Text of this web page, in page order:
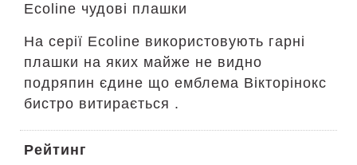
Ecoline чудові плашки
На серії Ecoline використовують гарні
плашки на яких майже не видно
подряпин єдине що емблема Вікторінокс
бистро витирається .
Рейтинг